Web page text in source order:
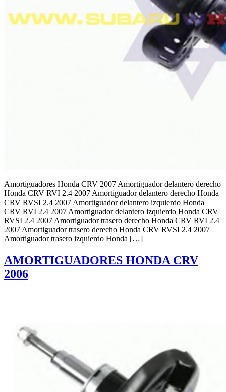
Amortiguadores Honda CRV 2007 Amortiguador delantero derecho
Honda CRV RVI 2.4 2007 Amortiguador delantero derecho Honda
CRV RVSI 2.4 2007 Amortiguador delantero izquierdo Honda
CRV RVI 2.4 2007 Amortiguador delantero izquierdo Honda CRV
RVSI 2.4 2007 Amortiguador trasero derecho Honda CRV RVI 2.4
2007 Amortiguador trasero derecho Honda CRV RVSI 2.4 2007
Amortiguador trasero izquierdo Honda […]
AMORTIGUADORES HONDA CRV
2006